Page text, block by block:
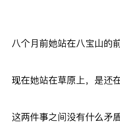
八个月前她站在八宝山的
现在她站在草原上，是还
这两件事之间没有什么矛